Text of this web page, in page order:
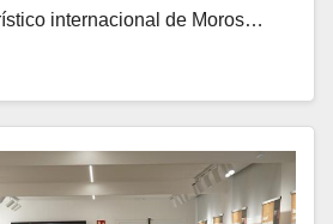
internacional de Moros…